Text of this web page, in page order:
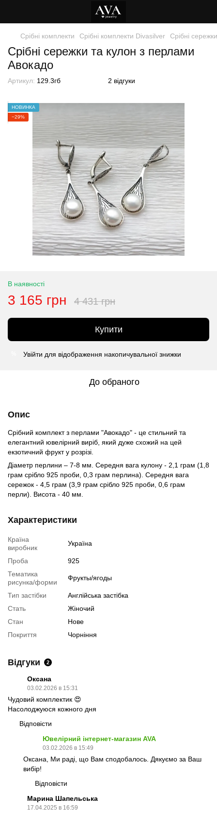
Срібні комплекти Срібні комплекти Divasilver Срібні
Срібні сережки та кулон з перлами
Авокадо
Артикул: 129.3гб 2 відгуки
НОВИНКА
−29%
В наявності
3 165 грн 4 431 грн
Купити
Увійти для відображення накопичувальної знижки
До обраного
Опис
Срібний комплект з перлами "Авокадо" - це стильний та
елегантний ювелірний виріб, який дуже схожий на цей
екзотичний фрукт у розрізі.
Діаметр перлини – 7-8 мм. Середня вага кулону - 2,1 грам (1,8
грам срібло 925 проби, 0,3 грам перлина). Середня вага
сережок - 4,5 грам (3,9 грам срібло 925 проби, 0,6 грам
перли). Висота - 40 мм.
Характеристики
Країна
виробник
Україна
Проба
925
Тематика
рисунка/форми
Фрукты/ягоды
Тип застібки
Англійська застібка
Стать
Жіночий
Стан
Нове
Покриття
Чорніння
Відгуки 2
Оксана
03.02.2026 в 15:31
Чудовий комплектик 😍
Насолоджуюся кожного дня
Відповісти
Ювелірний інтернет-магазин AVA
03.02.2026 в 15:49
Оксана, Ми раді, що Вам сподобалось. Дякуємо за Ваш
вибір!
Відповісти
Марина Шапельська
17.04.2025 в 16:59